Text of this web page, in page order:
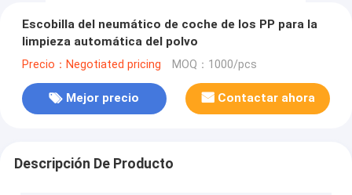
Escobilla del neumático de coche de los PP para la
limpieza automática del polvo
Precio：Negotiated pricing MOQ：1000/pcs
Mejor precio Contactar ahora
Descripción De Producto